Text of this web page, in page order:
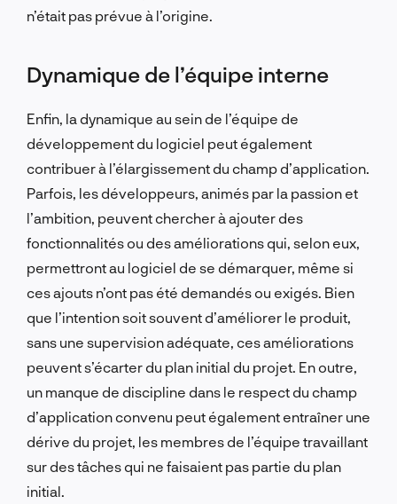
n’était pas prévue à l’origine.
Dynamique de l’équipe interne
Enfin, la dynamique au sein de l’équipe de
développement du logiciel peut également
contribuer à l’élargissement du champ d’application.
Parfois, les développeurs, animés par la passion et
l’ambition, peuvent chercher à ajouter des
fonctionnalités ou des améliorations qui, selon eux,
permettront au logiciel de se démarquer, même si
ces ajouts n’ont pas été demandés ou exigés. Bien
que l’intention soit souvent d’améliorer le produit,
sans une supervision adéquate, ces améliorations
peuvent s’écarter du plan initial du projet. En outre,
un manque de discipline dans le respect du champ
d’application convenu peut également entraîner une
dérive du projet, les membres de l’équipe travaillant
sur des tâches qui ne faisaient pas partie du plan
initial.